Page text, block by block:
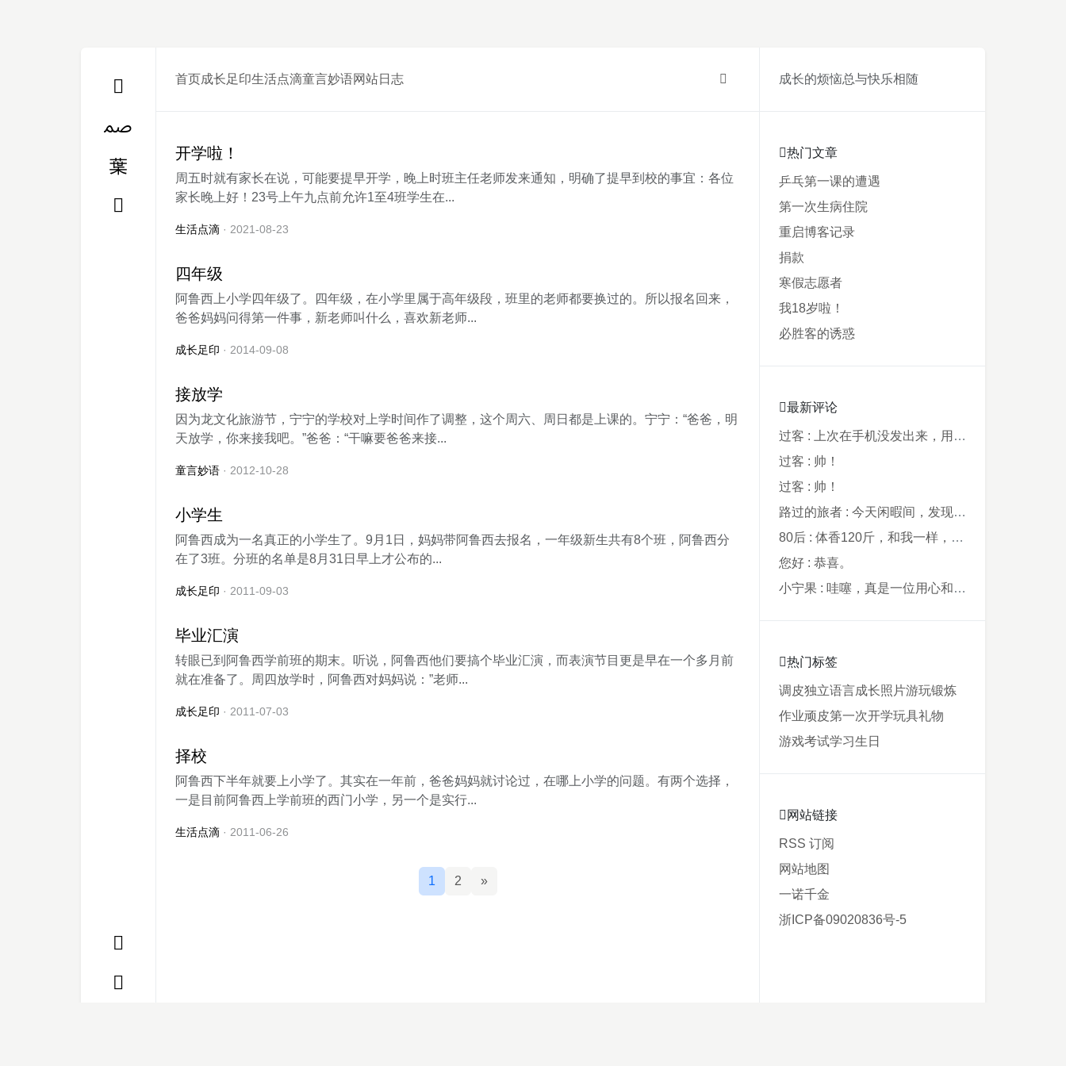
首页成长足印生活点滴童言妙语网站日志
开学啦！
周五时就有家长在说，可能要提早开学，晚上时班主任老师发来通知，明确了提早到校的事宜：各位
家长晚上好！23号上午九点前允许1至4班学生在...
生活点滴 · 2021-08-23
四年级
阿鲁西上小学四年级了。四年级，在小学里属于高年级段，班里的老师都要换过的。所以报名回来，
爸爸妈妈问得第一件事，新老师叫什么，喜欢新老师...
成长足印 · 2014-09-08
接放学
因为龙文化旅游节，宁宁的学校对上学时间作了调整，这个周六、周日都是上课的。宁宁：“爸爸，明
天放学，你来接我吧。”爸爸：“干嘛要爸爸来接...
童言妙语 · 2012-10-28
小学生
阿鲁西成为一名真正的小学生了。9月1日，妈妈带阿鲁西去报名，一年级新生共有8个班，阿鲁西分
在了3班。分班的名单是8月31日早上才公布的...
成长足印 · 2011-09-03
毕业汇演
转眼已到阿鲁西学前班的期末。听说，阿鲁西他们要搞个毕业汇演，而表演节目更是早在一个多月前
就在准备了。周四放学时，阿鲁西对妈妈说：”老师...
成长足印 · 2011-07-03
择校
阿鲁西下半年就要上小学了。其实在一年前，爸爸妈妈就讨论过，在哪上小学的问题。有两个选择，
一是目前阿鲁西上学前班的西门小学，另一个是实行...
生活点滴 · 2011-06-26
1 2 »
成长的烦恼总与快乐相随
热门文章
乒乓第一课的遭遇
第一次生病住院
重启博客记录
捐款
寒假志愿者
我18岁啦！
必胜客的诱惑
最新评论
过客 : 上次在手机没发出来，用电脑才发现要...
过客 : 帅！
过客 : 帅！
路过的旅者 : 今天闲暇间，发现藏在阿鲁西名字里的...
80后 : 体香120斤，和我一样，40年了，...
您好 : 恭喜。
小宁果 : 哇噻，真是一位用心和爸爸，从孩子出...
热门标签
调皮独立语言成长照片游玩锻炼
作业顽皮第一次开学玩具礼物
游戏考试学习生日
网站链接
RSS 订阅
网站地图
一诺千金
浙ICP备09020836号-5